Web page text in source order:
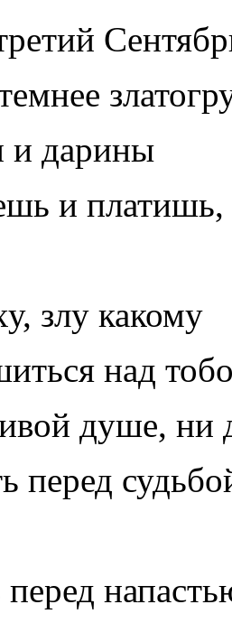
и дарины
и платишь,
злу какому
над
душе, ни
перед